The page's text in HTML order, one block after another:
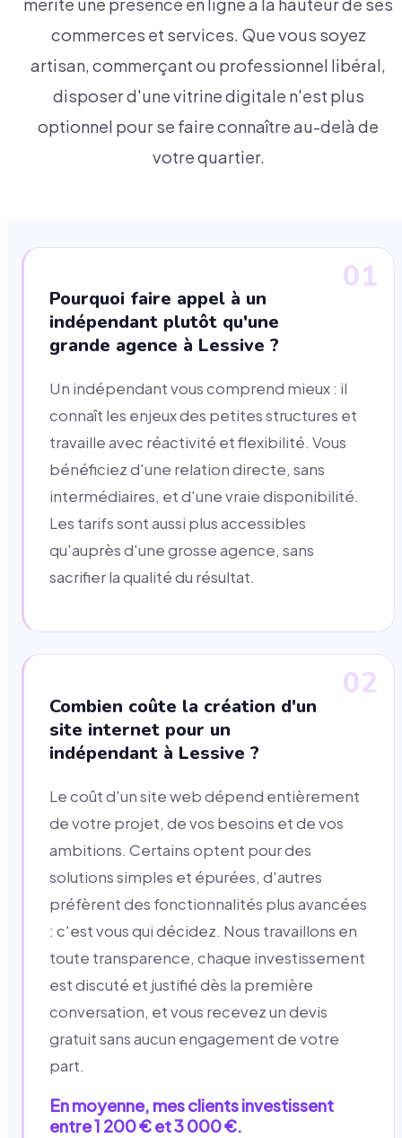
mérite une présence en ligne à la hauteur de ses
commerces et services. Que vous soyez
artisan, commerçant ou professionnel libéral,
disposer d'une vitrine digitale n'est plus
optionnel pour se faire connaître au-delà de
votre quartier.
01
Pourquoi faire appel à un
indépendant plutôt qu'une
grande agence à Lessive ?
Un indépendant vous comprend mieux : il
connaît les enjeux des petites structures et
travaille avec réactivité et flexibilité. Vous
bénéficiez d'une relation directe, sans
intermédiaires, et d'une vraie disponibilité.
Les tarifs sont aussi plus accessibles
qu'auprès d'une grosse agence, sans
sacrifier la qualité du résultat.
02
Combien coûte la création d'un
site internet pour un
indépendant à Lessive ?
Le coût d'un site web dépend entièrement
de votre projet, de vos besoins et de vos
ambitions. Certains optent pour des
solutions simples et épurées, d'autres
préfèrent des fonctionnalités plus avancées
: c'est vous qui décidez. Nous travaillons en
toute transparence, chaque investissement
est discuté et justifié dès la première
conversation, et vous recevez un devis
gratuit sans aucun engagement de votre
part.
En moyenne, mes clients investissent
entre 1 200 € et 3 000 €.